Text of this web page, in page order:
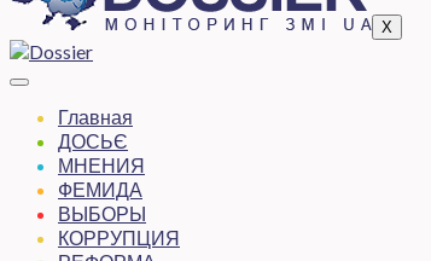
X
Главная
ДОСЬЄ
МНЕНИЯ
ФЕМИДА
ВЫБОРЫ
КОРРУПЦИЯ